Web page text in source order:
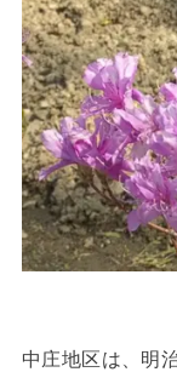
中庄地区は、明